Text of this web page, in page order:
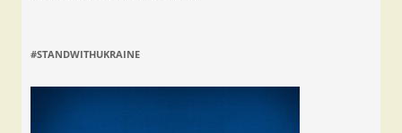
#STANDWITHUKRAINE